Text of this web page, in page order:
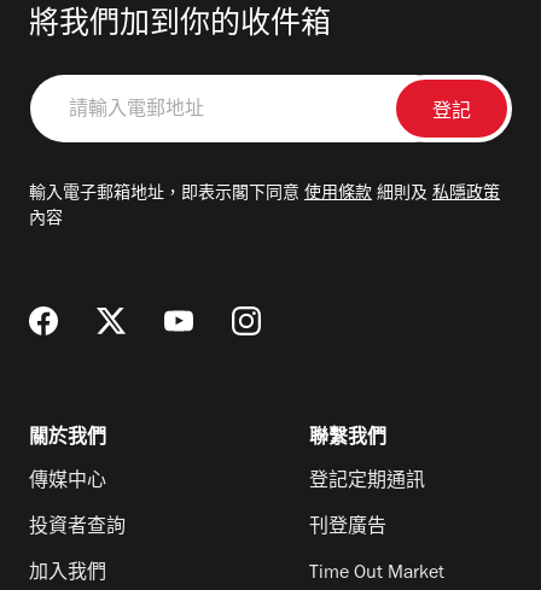
將我們加到你的收件箱
請
輸
郵
輸入電子郵箱地址，即表示閣下同意 使用條款 細則及 私隱政策
內容
關於我們
傳媒中心
投資者查詢
加入我們
聯繫我們
登記定期通訊
刊登廣告
Time Out Market